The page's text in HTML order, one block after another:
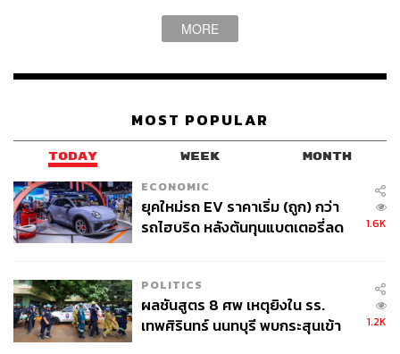
MORE
MOST POPULAR
TODAY WEEK MONTH
ECONOMIC
ยุคใหม่รถ EV ราคาเริ่ม (ถูก) กว่า
รถไฮบริด หลังต้นทุนแบตเตอรี่ลด
1.6K
POLITICS
ผลชันสูตร 8 ศพ เหตุยิงใน รร.
เทพศิรินทร์ นนทบุรี พบกระสุนเข้า
1.2K